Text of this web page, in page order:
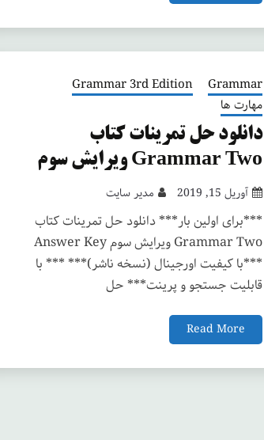
Grammar
Grammar 3rd Edition
مهارت ها
دانلود حل تمرینات کتاب
Grammar Two ویرایش سوم
آوریل 15, 2019 مدیر سایت
***برای اولین بار*** دانلود حل تمرینات کتاب
Grammar Two ویرایش سوم Answer Key
***با کیفیت اورجینال (نسخه ناشر)*** *** با
قابلیت جستجو و پرینت*** حل
Read More